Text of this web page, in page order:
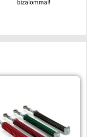
bizalommal!